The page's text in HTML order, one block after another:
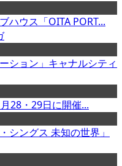
ハウス「OITA PORT...
ション」キャナルシティ
28・29日に開催...
シングス 未知の世界」